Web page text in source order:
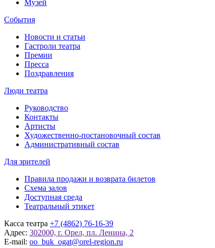
Музей
События
Новости и статьи
Гастроли театра
Премии
Пресса
Поздравления
Люди театра
Руководство
Контакты
Артисты
Художественно-постановочный состав
Административный состав
Для зрителей
Правила продажи и возврата билетов
Схема залов
Доступная среда
Театральный этикет
Касса театра +7 (4862) 76-16-39
Адрес: 302000, г. Орел, пл. Ленина, 2
E-mail: oo_buk_ogat@orel-region.ru